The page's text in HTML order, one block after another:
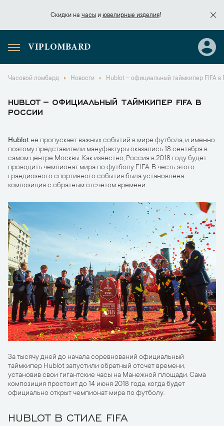
Скидки на часыи ювелирные изделия!
Скидки начасы
VIPLOMBARD
Часовой ломбард Новости Hublot – официальный таймкипер FIFA в
HUBLOT – ОФИЦИАЛЬНЫЙ ТАЙМКИПЕР FIFA В
РОССИИ
Hublot не пропускает важных событий в мире футбола, и именно
поэтому представители мануфактуры оказались 18 сентября в
самом центре Москвы. Как известно, Россия в 2018 году будет
проводить чемпионат мира по футболу FIFA. В честь этого
грандиозного спортивного события была установлена
композиция с обратным отсчетом времени.
За тысячу дней до начала соревнований официальный
таймкипер Hublot запустили обратный отсчет времени,
установив свои гигантские часы на Манежной площади. Сама
композиция простоит до 14 июня 2018 года, когда будет
официально открыт чемпионат мира по футболу.
HUBLOT В СТИЛЕ FIFA